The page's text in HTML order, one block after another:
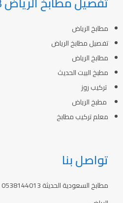
مطابخ الرياض
تفصيل مطابخ الرياض
مطابخ الرياض
مطبخ البيت الحديث
تركيب روز
مطبخ الرياض
معلم تركيب مطابخ
تواصل بنا
مطابخ السعودية الحديثة 0538144013